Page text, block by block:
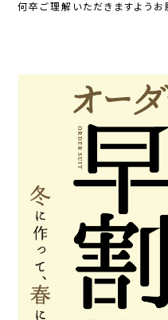
何卒ご理解いただきますようお